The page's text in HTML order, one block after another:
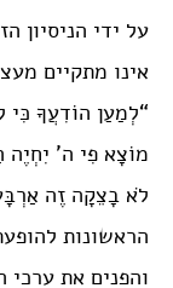
על ידי הניסיון
אינו מתקיים
“לְמַעַן הוֹדִעֲךָ
מוֹצָא פִי ה’
לֹא בָצֵקָה זֶה
הראשונות
והפנים את ערכי